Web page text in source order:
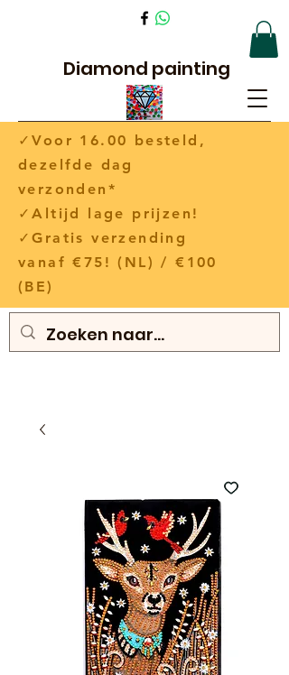
Diamond painting
✓Voor 16.00 besteld,
dezelfde dag
verzonden*
✓Altijd lage prijzen!
✓Gratis verzending
vanaf €75! (NL) / €100
(BE)